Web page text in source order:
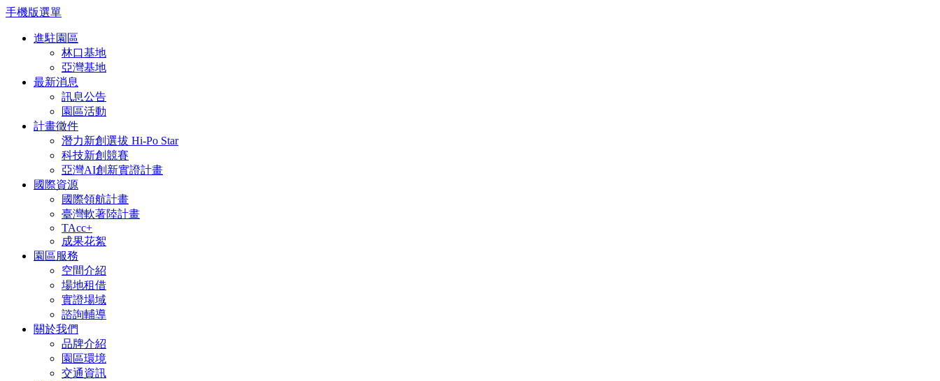
跳到主要內容區塊
手機版選單
進駐園區
林口基地
亞灣基地
最新消息
訊息公告
園區活動
計畫徵件
潛力新創選拔 Hi-Po Star
科技新創競賽
亞灣AI創新實證計畫
國際資源
國際領航計畫
臺灣軟著陸計畫
TAcc+
成果花絮
園區服務
空間介紹
場地租借
實證場域
諮詢輔導
關於我們
品牌介紹
園區環境
交通資訊